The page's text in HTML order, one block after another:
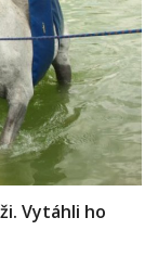
Vytáhli ho